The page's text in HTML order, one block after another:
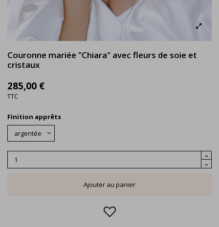
Couronne mariée "Chiara" avec fleurs de soie et
cristaux
285,00 €
TTC
Finition apprêts
Ajouter au panier